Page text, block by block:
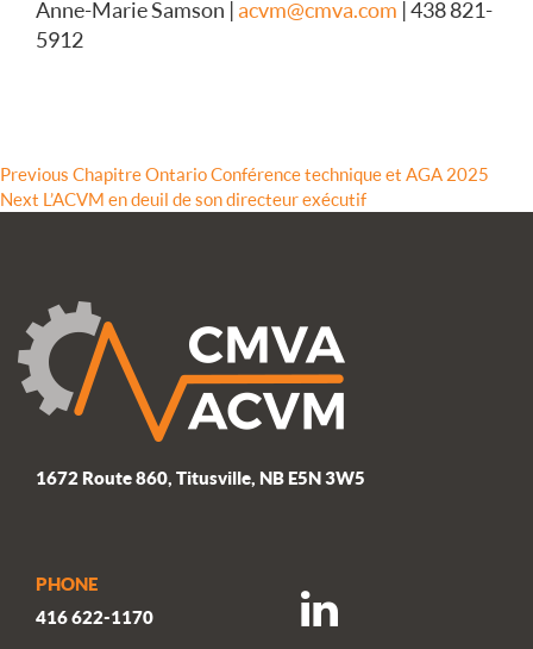
Anne-Marie Samson |acvm@cmva.com | 438 821-
5912
Navigation
de
Previous Previous
post:
Chapitre Ontario Conférence technique et AGA 2025
Next Next
L’ACVM en deuil de son directeur exécutif
1672 Route 860, Titusville, NB E5N 3W5
PHONE
416 622-1170